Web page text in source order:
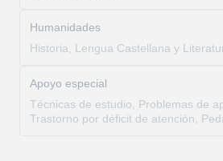
Humanidades
Historia, Lengua Castellana y
Apoyo especial
Técnicas de estudio, Problemas de
Trastorno por déficit de atención,